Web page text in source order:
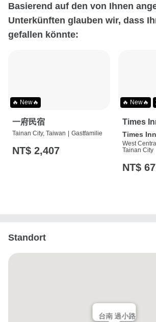
Basierend auf den von Ihnen
Unterkünften glauben wir, dass
gefallen könnte:
🔥 New🔥
一府民宿
Tainan City, Taiwan Gastfamilie
NT$ 2,407
🔥 New🔥
Times
Times
West
Tainan City
NT$
Standort
台南 過小路